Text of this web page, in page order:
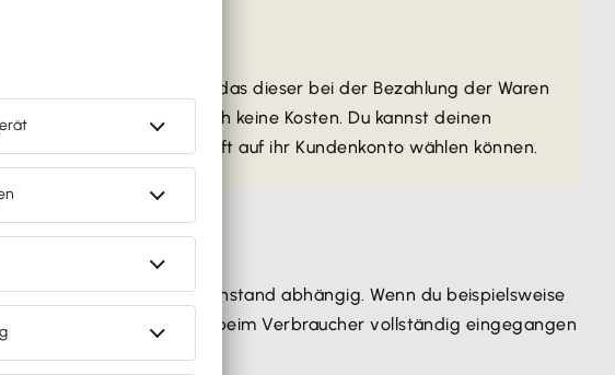
verwenden, das dieser bei der Bezahlung der Waren
entstehen dadurch keine Kosten. Du kannst deinen
oder einer Gutschrift auf ihr Kundenkonto wählen können.
dem Vertragsgegenstand abhängig. Wenn du beispielsweise
die letzte Teillieferung beim Verbraucher vollständig eingegangen